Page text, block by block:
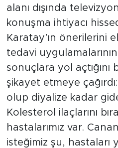
alanı dışında
konuşma ihtiyacı
Karatay’ın önerilerini
tedavi
sonuçlara yol açtığını
şikayet etmeye
olup diyalize kadar
Kolesterol ilaçlarını
hastalarımız var.
isteğimiz şu, hastaları